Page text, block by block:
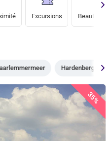
Excursions Beauté &
Hardenberg
35%